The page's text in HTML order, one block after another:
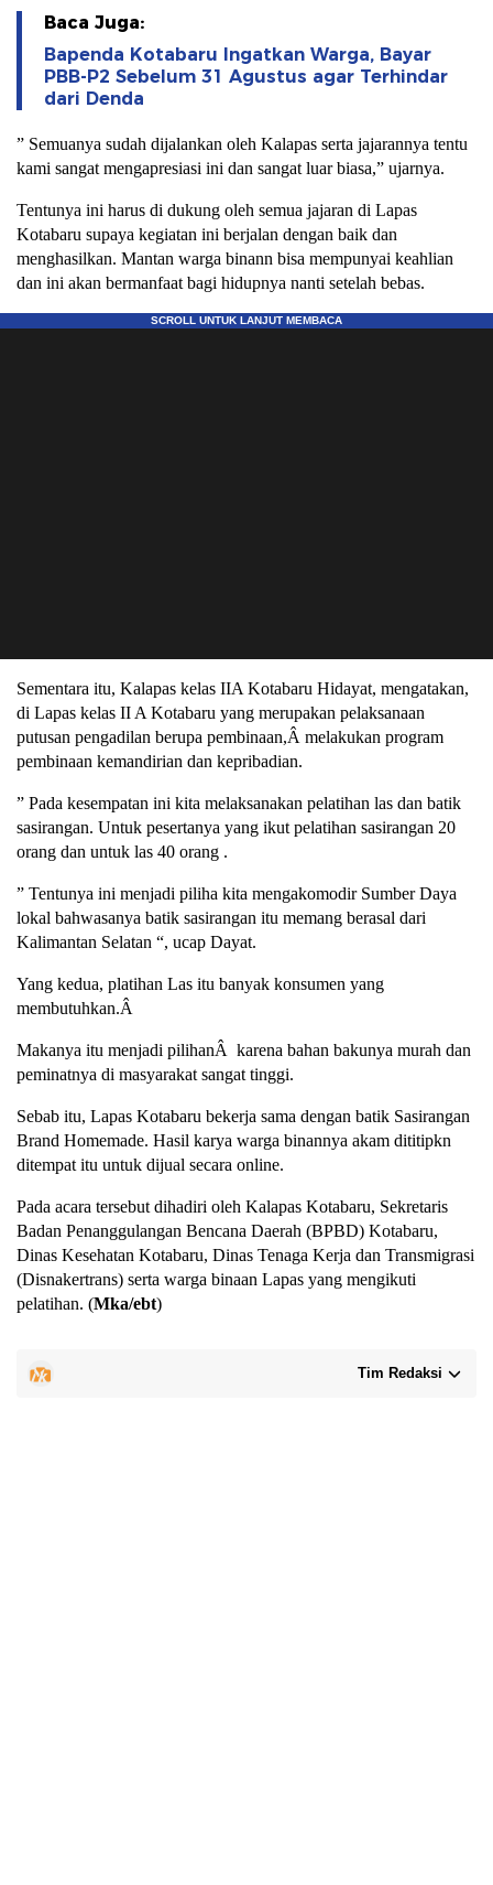
Baca Juga:
Bapenda Kotabaru Ingatkan Warga, Bayar
PBB-P2 Sebelum 31 Agustus agar Terhindar
dari Denda
” Semuanya sudah dijalankan oleh Kalapas serta jajarannya tentu
kami sangat mengapresiasi ini dan sangat luar biasa,” ujarnya.
Tentunya ini harus di dukung oleh semua jajaran di Lapas
Kotabaru supaya kegiatan ini berjalan dengan baik dan
menghasilkan. Mantan warga binann bisa mempunyai keahlian
dan ini akan bermanfaat bagi hidupnya nanti setelah bebas.
Sementara itu, Kalapas kelas IIA Kotabaru Hidayat, mengatakan,
di Lapas kelas II A Kotabaru yang merupakan pelaksanaan
putusan pengadilan berupa pembinaan,Â melakukan program
pembinaan kemandirian dan kepribadian.
” Pada kesempatan ini kita melaksanakan pelatihan las dan batik
sasirangan. Untuk pesertanya yang ikut pelatihan sasirangan 20
orang dan untuk las 40 orang .
” Tentunya ini menjadi piliha kita mengakomodir Sumber Daya
lokal bahwasanya batik sasirangan itu memang berasal dari
Kalimantan Selatan “, ucap Dayat.
Yang kedua, platihan Las itu banyak konsumen yang
membutuhkan.Â
Makanya itu menjadi pilihanÂ karena bahan bakunya murah dan
peminatnya di masyarakat sangat tinggi.
Sebab itu, Lapas Kotabaru bekerja sama dengan batik Sasirangan
Brand Homemade. Hasil karya warga binannya akam dititipkn
ditempat itu untuk dijual secara online.
Pada acara tersebut dihadiri oleh Kalapas Kotabaru, Sekretaris
Badan Penanggulangan Bencana Daerah (BPBD) Kotabaru,
Dinas Kesehatan Kotabaru, Dinas Tenaga Kerja dan Transmigrasi
(Disnakertrans) serta warga binaan Lapas yang mengikuti
pelatihan. (Mka/ebt)
Tim Redaksi